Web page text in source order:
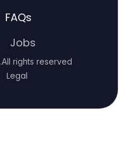
FAQs
Jobs
.All rights reserved
Legal